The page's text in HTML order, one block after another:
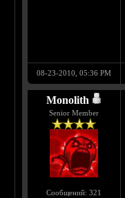
08-23-2010, 05:36 PM
Monolith
Senior Member
Сообщений: 321